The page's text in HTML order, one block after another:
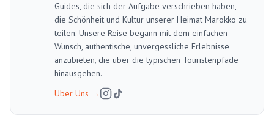
Guides, die sich der Aufgabe verschrieben haben,
die Schönheit und Kultur unserer Heimat Marokko zu
teilen. Unsere Reise begann mit dem einfachen
Wunsch, authentische, unvergessliche Erlebnisse
anzubieten, die über die typischen Touristenpfade
hinausgehen.
Über Uns →